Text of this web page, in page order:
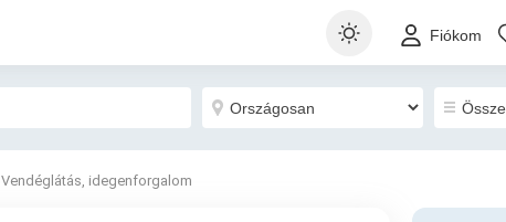
Fiókom
Vendéglátás, idegenforgalom